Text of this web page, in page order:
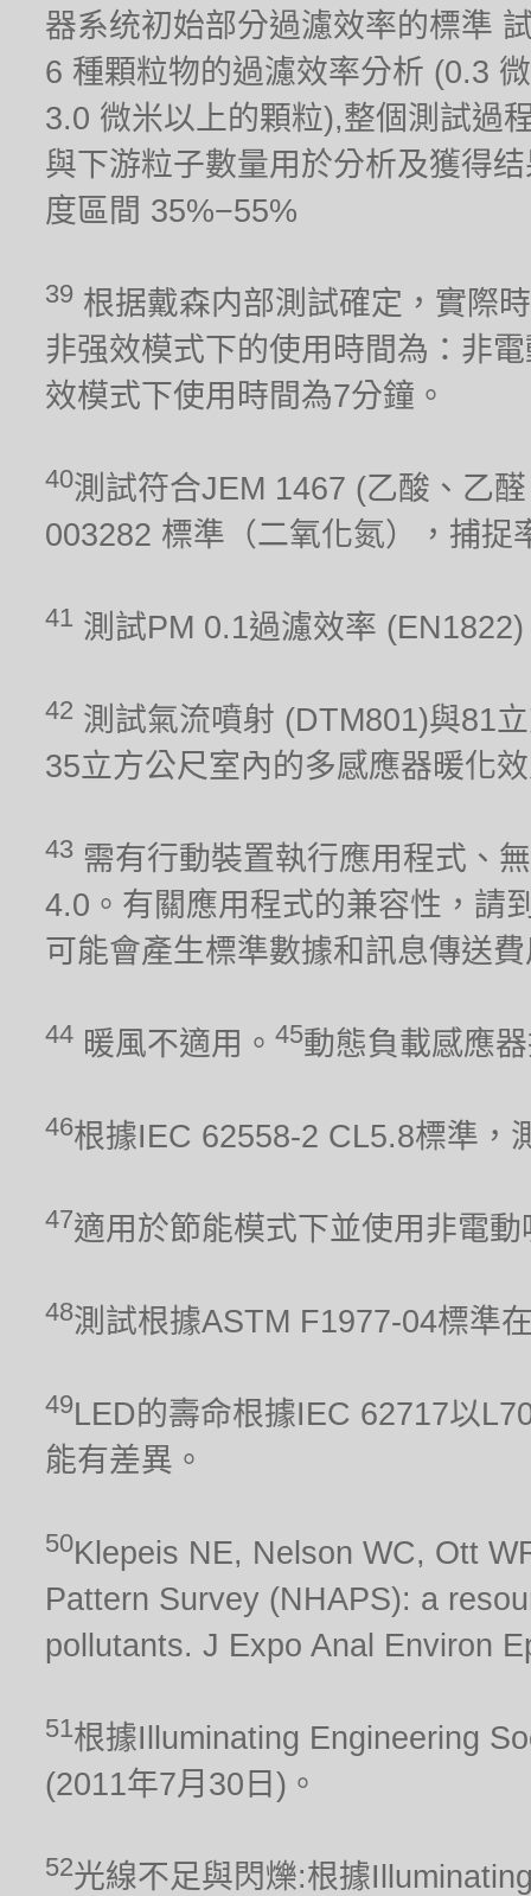
器系统初始部分過濾效率的標準
6 種顆粒物的過濾效率分析 (0.3
3.0 微米以上的顆粒),整個測試過
與下游粒子數量用於分析及獲得
度區間 35%−55%
39 根据戴森内部測試確定，實際
非强效模式下的使用時間為：非
效模式下使用時間為7分鐘。
40測試符合JEM 1467 (乙酸、乙
003282 標準（二氧化氮），捕捉
41 測試PM 0.1過濾效率 (EN1822)
42 測試氣流噴射 (DTM801)與81
35立方公尺室內的多感應器暖化
43 需有行動裝置執行應用程式、
4.0。有關應用程式的兼容性，請
可能會產生標準數據和訊息傳送
44 暖風不適用。 45動態負載感應
46根據IEC 62558-2 CL5.8標準，
47適用於節能模式下並使用非電動
48測試根據ASTM F1977-04標準
49LED的壽命根據IEC 62717以
能有差異。
50Klepeis NE, Nelson WC, Ott
Pattern Survey (NHAPS): a
pollutants. J Expo Anal Environ
51根據Illuminating Engineering
(2011年7月30日)。
52光線不足與閃爍:根據